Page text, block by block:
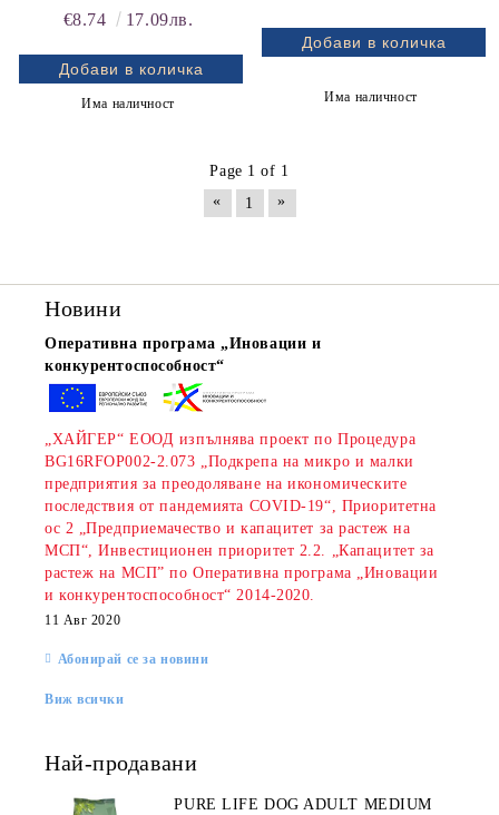
за гризачи, 0.700 кг.
€8.74 17.09лв.
Има наличност Има наличност
Page 1 of 1
«
1 »
Новини
Оперативна програма „Иновации и
конкурентоспособност“
„ХАЙГЕР“ ЕООД изпълнява проект по Процедура
BG16RFOP002-2.073 „Подкрепа на микро и малки
предприятия за преодоляване на икономическите
последствия от пандемията COVID-19“, Приоритетна
ос 2 „Предприемачество и капацитет за растеж на
МСП“, Инвестиционен приоритет 2.2. „Капацитет за
растеж на МСП” по Оперативна програма „Иновации
и конкурентоспособност“ 2014-2020.
11 Авг 2020
Абонирай се за новини
Виж всички
Най-продавани
PURE LIFE DOG ADULT MEDIUM